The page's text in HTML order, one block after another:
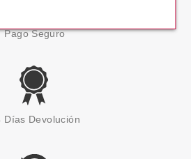
Pago Seguro
Días Devolución